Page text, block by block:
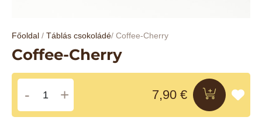
Főoldal / Táblás csokoládé/ Coffee-Cherry
Coffee-Cherry
Coffee-
Cherry
7,90 €